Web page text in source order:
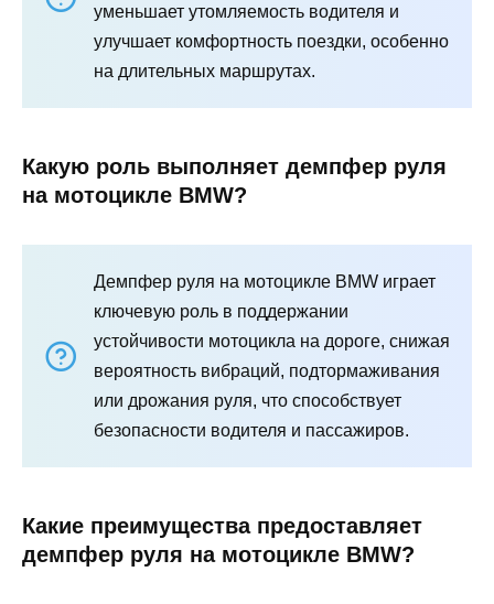
уменьшает утомляемость водителя и
улучшает комфортность поездки, особенно
на длительных маршрутах.
Какую роль выполняет демпфер руля
на мотоцикле BMW?
Демпфер руля на мотоцикле BMW играет
ключевую роль в поддержании
устойчивости мотоцикла на дороге, снижая
вероятность вибраций, подтормаживания
или дрожания руля, что способствует
безопасности водителя и пассажиров.
Какие преимущества предоставляет
демпфер руля на мотоцикле BMW?